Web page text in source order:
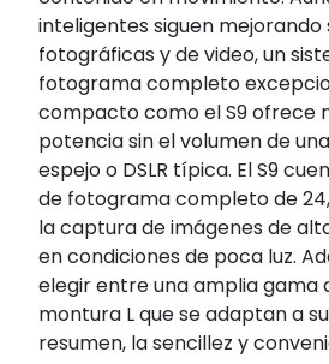
inteligentes siguen mejorando
fotográficas y de video, un
fotograma completo
compacto como el S9 ofrece
potencia sin el volumen de
espejo o DSLR típica. El S9
de fotograma completo de
la captura de imágenes de
en condiciones de poca luz.
elegir entre una amplia gama
montura L que se adaptan a
resumen, la sencillez y